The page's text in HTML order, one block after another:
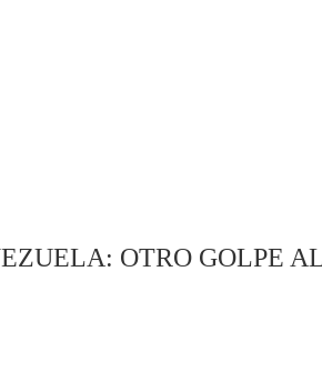
OTRO GOLPE